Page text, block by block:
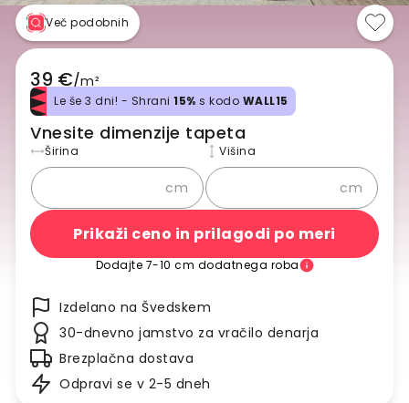
Več podobnih
39 €/m²
Le še 3 dni! - Shrani 15% s kodo WALL15
Vnesite dimenzije tapeta
Širina
cm
Višina
cm
Prikaži ceno in prilagodi po meri
Dodajte 7-10 cm dodatnega roba
Izdelano na Švedskem
30-dnevno jamstvo za vračilo denarja
Brezplačna dostava
Odpravi se v 2-5 dneh